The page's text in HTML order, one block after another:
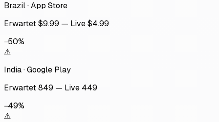
Brazil·App Store
Erwartet $9.99 — Live $4.99
−50%
⚠
India·Google Play
Erwartet ₹849 — Live ₹449
−49%
⚠